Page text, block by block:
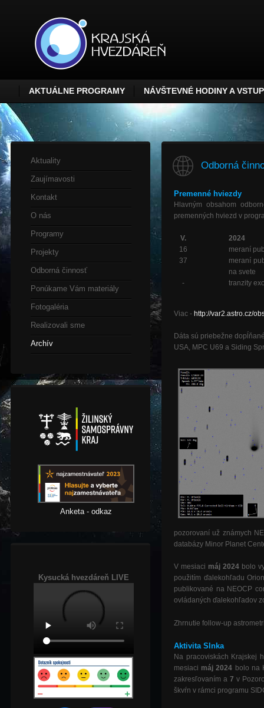
AKTUÁLNE PROGRAMY NÁVŠTEVNÉ HODINY A
Aktuality
Zaujímavosti
Kontakt
O nás
Programy
Projekty
Odborná činnosť
Ponúkame Vám materiály
Fotogaléria
Realizovali sme
Archív
Anketa - odkaz
Kysucká hvezdáreň LIVE
Odborná
Premenné hviezdy
Hlavným obsahom
premenných hviezd v
V.
2024
16
meraní
37
meraní
na svete
-
tranzity
Viac - http://var2.astro.cz/
Dáta sú priebežne
USA, MPC U69 a Siding
pozorovaní už známych
databázy Minor Planet
V mesiaci máj 2024 bolo
použitím ďalekohľadu
publikované na NEOCP
ovládaných ďalekohľadov
Zhrnutie follow-up
Aktivita Slnka
Na pracoviskách Krajskej
mesiaci máj 2024 bolo na
zakresľovaním a 7 v
škvŕn v rámci programu